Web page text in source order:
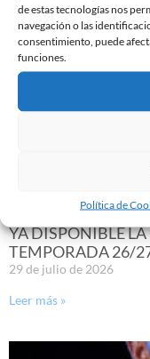
de estas tecnologías nos
navegación o las
consentimiento, puede
funciones.
Política de
YA DISPONIBLE
TEMPORADA 26/
29 de julio de 2026
Leer más »